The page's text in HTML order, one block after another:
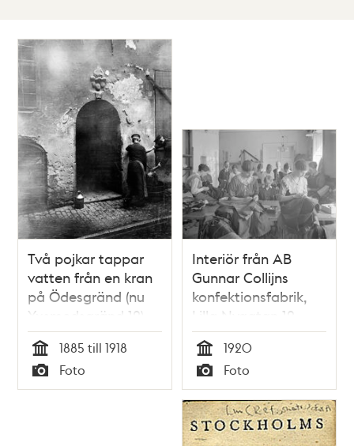
träffar
Två pojkar tappar
vatten från en kran
på Ödesgränd (nu
Yxsmedsgränd 12).
Gränden gick
österut från Lilla
Nygatan 13,
nuvarande Lilla
Tid
1885 till 1918
Typ
Foto
Interiör från AB
Gunnar Collijns
konfektionsfabrik,
Lilla Nygatan 12
Tid
1920
Typ
Foto